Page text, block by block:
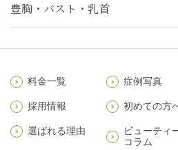
豊胸・バスト・乳首
料金一覧 症例写真
採用情報 初めての方
選ばれる理由
ビューティ
コラム